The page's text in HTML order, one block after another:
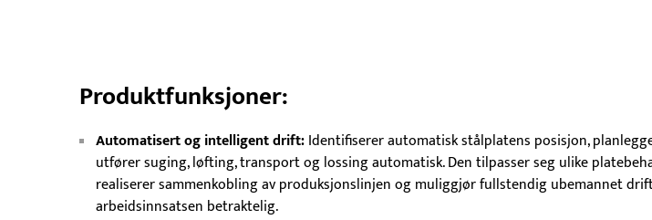
Produktfunksjoner:
Automatisert og intelligent drift:Identifiserer automatisk stålplatens posisjon,
utfører suging, løfting, transport og lossing automatisk. Den tilpasser seg ulike
realiserer sammenkobling av produksjonslinjen og muliggjør fullstendig ubemannet
arbeidsinnsatsen betraktelig.